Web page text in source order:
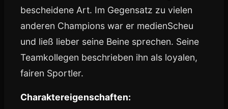
bescheidene Art. Im Gegensatz zu vielen
anderen Champions war er medienScheu
und ließ lieber seine Beine sprechen. Seine
Teamkollegen beschrieben ihn als loyalen,
fairen Sportler.
Charaktereigenschaften: